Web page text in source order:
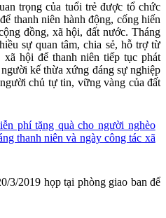
trọng của tuổi trẻ được tổ chức
thanh niên hành động, cống hiến
đồng, xã hội, đất nước. Tháng
sự quan tâm, chia sẻ, hỗ trợ từ
xã hội để thanh niên tiếp tục phát
kế thừa xứng đáng sự nghiệp
chủ tự tin, vững vàng của đất
phí tặng quà cho người nghèo
thanh niên và ngày công tác xã
3/2019 họp tại phòng giao ban để